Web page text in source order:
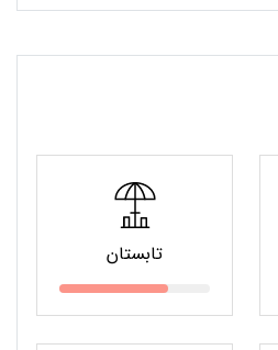
تابستان